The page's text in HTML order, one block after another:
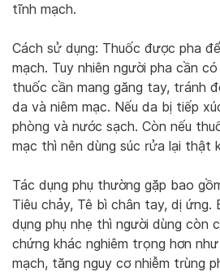
tĩnh mạch.
Cách sử dụng: Thuốc được pha
mạch. Tuy nhiên người pha cần
thuốc cần mang găng tay, tránh
da và niêm mạc. Nếu da bị tiếp
phòng và nước sạch. Còn nếu
mạc thì nên dùng súc rửa lại thật
Tác dụng phụ thường gặp bao
Tiêu chảy, Tê bì chân tay, dị ứng.
dụng phụ nhẹ thì người dùng còn
chứng khác nghiêm trọng hơn
mạch, tăng nguy cơ nhiễm trùng